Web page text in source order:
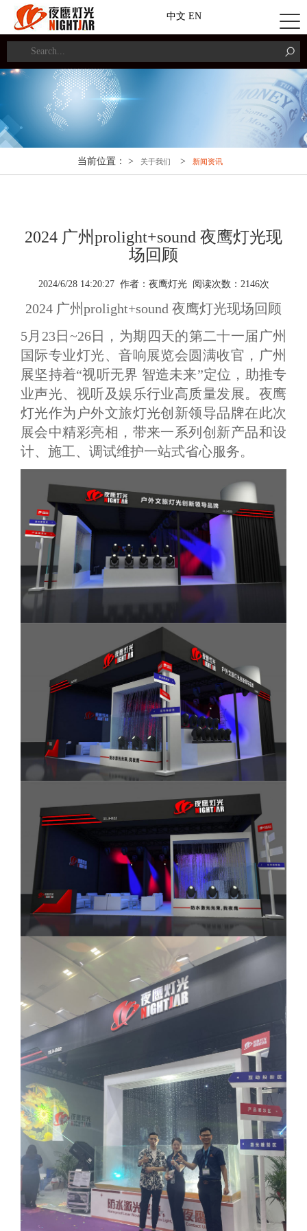
中文 EN
当前位置： > 关于我们 > 新闻资讯
2024 广州prolight+sound 夜鹰灯光现
场回顾
2024/6/28 14:20:27 作者：夜鹰灯光 阅读次数： 2146次
2024 广州prolight+sound 夜鹰灯光现场回顾
5月23日~26日，为期四天的第二十一届广州
国际专业灯光、音响展览会圆满收官，广州
展坚持着“视听无界 智造未来”定位，助推专
业声光、视听及娱乐行业高质量发展。夜鹰
灯光作为户外文旅灯光创新领导品牌在此次
展会中精彩亮相，带来一系列创新产品和设
计、施工、调试维护一站式省心服务。